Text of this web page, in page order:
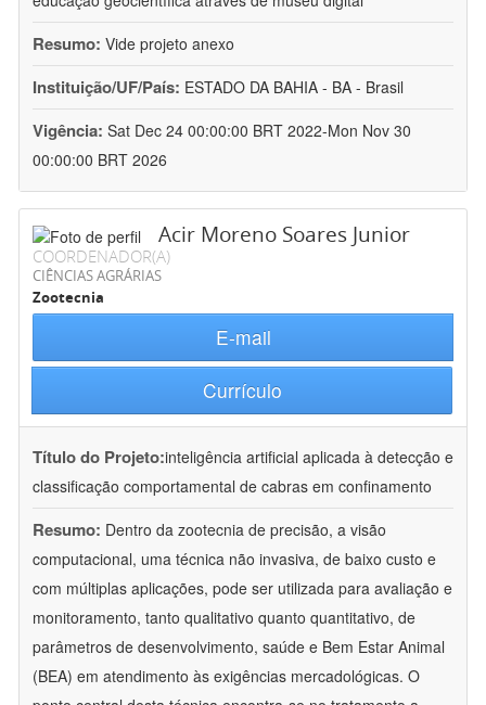
Resumo: Vide projeto anexo
Instituição/UF/País: ESTADO DA BAHIA - BA - Brasil
Vigência: Sat Dec 24 00:00:00 BRT 2022-Mon Nov 30
00:00:00 BRT 2026
Acir Moreno Soares Junior
COORDENADOR(A)
CIÊNCIAS AGRÁRIAS
Zootecnia
E-mail
Currículo
Título do Projeto:inteligência artificial aplicada à detecção e
classificação comportamental de cabras em confinamento
Resumo: Dentro da zootecnia de precisão, a visão
computacional, uma técnica não invasiva, de baixo custo e
com múltiplas aplicações, pode ser utilizada para avaliação e
monitoramento, tanto qualitativo quanto quantitativo, de
parâmetros de desenvolvimento, saúde e Bem Estar Animal
(BEA) em atendimento às exigências mercadológicas. O